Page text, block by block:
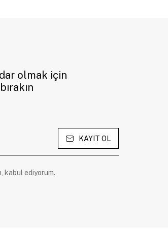
olmak için
KAYIT OL
kabul ediyorum.